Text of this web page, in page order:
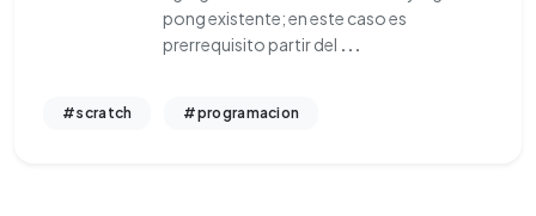
pong existente; en este caso es
prerrequisito partir del ...
#scratch #programacion